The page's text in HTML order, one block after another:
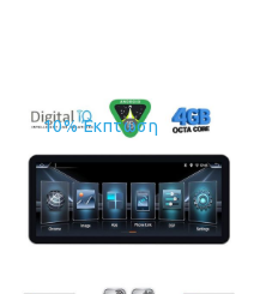
10% Έκπτωση